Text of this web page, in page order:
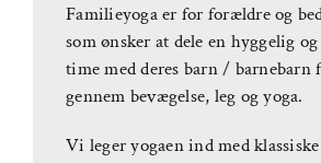
Familieyoga er for forældre og
som ønsker at dele en hyggelig
time med deres barn / barnebarn
gennem bevægelse, leg og yoga.
Vi leger yogaen ind med klassiske